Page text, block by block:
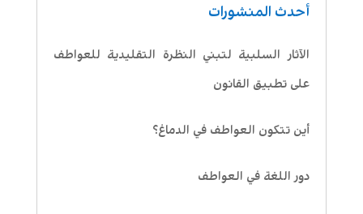
أحدث المنشورات
الآثار السلبية لتبني النظرة التقليدية للعواطف
على تطبيق القانون
أين تتكون العواطف في الدماغ؟
دور اللغة في العواطف